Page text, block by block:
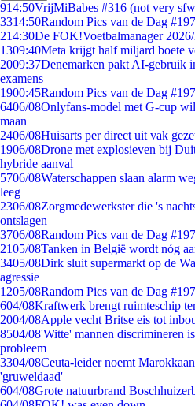
914:50VrijMiBabes #316 (not very
3314:50Random Pics van de Dag
214:30De FOK!Voetbalmanager
1309:40Meta krijgt half miljard boete
2009:37Denemarken pakt AI-gebruik
examens
1900:45Random Pics van de Dag
6406/08Onlyfans-model met G-cup
maan
2406/08Huisarts per direct uit vak
1906/08Drone met explosieven bij
hybride aanval
5706/08Waterschappen slaan alarm
leeg
2306/08Zorgmedewerkster die 's
ontslagen
3706/08Random Pics van de Dag
2105/08Tanken in België wordt nóg
3405/08Dirk sluit supermarkt op de
agressie
1205/08Random Pics van de Dag
604/08Kraftwerk brengt ruimteschip
2004/08Apple vecht Britse eis tot
8504/08'Witte' mannen discrimineren
probleem
3304/08Ceuta-leider noemt
'gruweldaad'
604/08Grote natuurbrand